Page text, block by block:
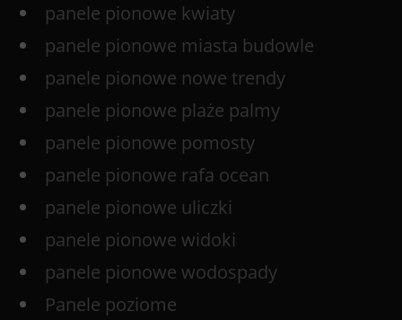
panele pionowe kwiaty
panele pionowe miasta budowle
panele pionowe nowe trendy
panele pionowe plaże palmy
panele pionowe pomosty
panele pionowe rafa ocean
panele pionowe uliczki
panele pionowe widoki
panele pionowe wodospady
Panele poziome